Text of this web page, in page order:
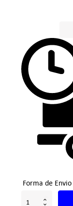
Forma de Envio